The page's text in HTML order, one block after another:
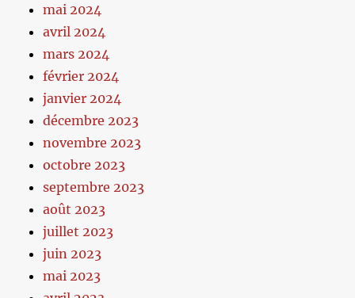
mai 2024
avril 2024
mars 2024
février 2024
janvier 2024
décembre 2023
novembre 2023
octobre 2023
septembre 2023
août 2023
juillet 2023
juin 2023
mai 2023